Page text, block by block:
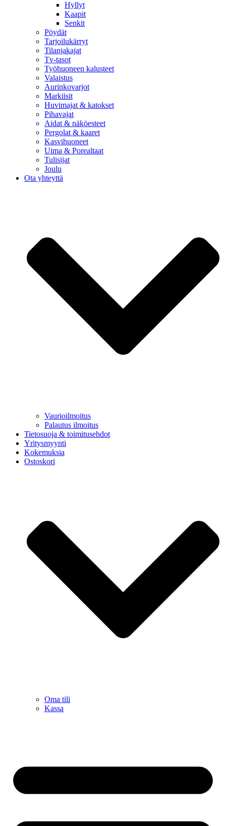
Hyllyt
Kaapit
Senkit
Pöydät
Tarjoilukärryt
Tilanjakajat
Tv-tasot
Työhuoneen kalusteet
Valaistus
Aurinkovarjot
Markiisit
Huvimajat & katokset
Pihavajat
Aidat & näköesteet
Pergolat & kaaret
Kasvihuoneet
Uima & Porealtaat
Tulisijat
Joulu
Ota yhteyttä
Vaurioilmoitus
Palautus ilmoitus
Tietosuoja & toimitusehdot
Yritysmyynti
Kokemuksia
Ostoskori
Oma tili
Kassa